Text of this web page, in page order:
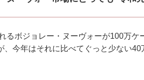
るボジョレー・ヌーヴォーが100万ケ
今年はそれに比べてぐっと少ない40